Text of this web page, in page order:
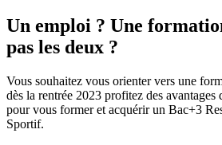
Un emploi ? Une
pas les deux ?
Vous souhaitez vous orienter vers une
dès la rentrée 2023 profitez des avantages
pour vous former et acquérir un Bac+3
Sportif.